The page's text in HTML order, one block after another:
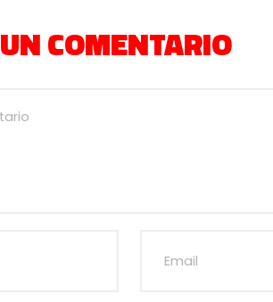
UN COMENTARIO